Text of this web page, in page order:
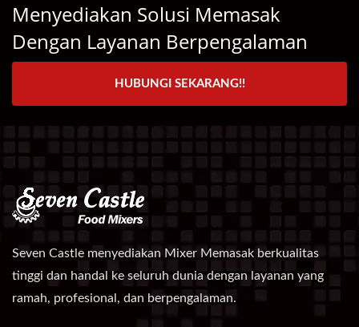
Menyediakan Solusi Memasak
Dengan Layanan Berpengalaman
HUBUNGI SEKARANG!!
Seven Castle menyediakan Mixer Memasak berkualitas
tinggi dan handal ke seluruh dunia dengan layanan yang
ramah, profesional, dan berpengalaman.